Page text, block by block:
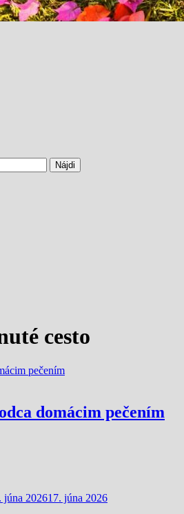
cesto
domácim pečením
júna 202617. júna 2026